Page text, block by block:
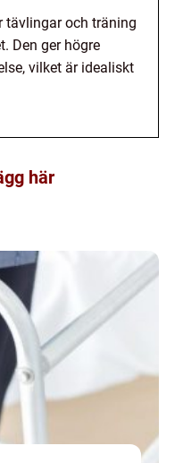
tävlingar och träning
Den ger högre
vilket är idealiskt
här